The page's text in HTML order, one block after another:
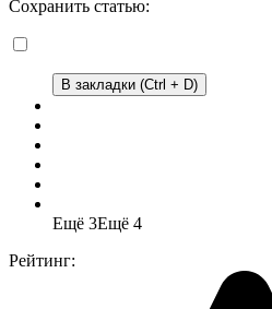
Сохранить статью:
В закладки (Ctrl + D)
Ещё 3Ещё 4
Рейтинг: